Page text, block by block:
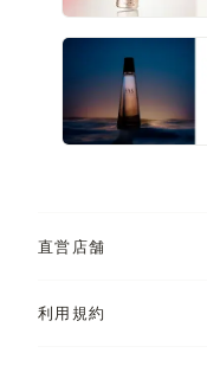
直営店舗
利用規約